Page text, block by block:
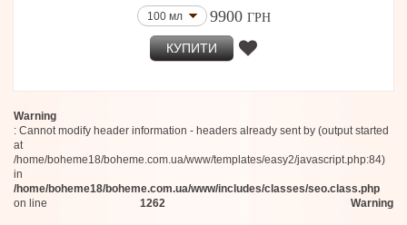
100 мл 9900 ГРН
КУПИТИ
Warning
: Cannot modify header information - headers already sent by (output started
at
/home/boheme18/boheme.com.ua/www/templates/easy2/javascript.php:84)
in
/home/boheme18/boheme.com.ua/www/includes/classes/seo.class.php
on line
1262 Warning